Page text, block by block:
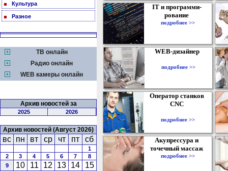
Культура
Разное
ТВ онлайн
Радио онлайн
WEB камеры онлайн
Архив новостей за
2025 2026
Архив новостей (Август 2026)
вс пн вт ср чт пт сб
1
2
3 4 5 6 7
8
9
10 11 12 13 14
15
IT и программи-
рование
подробнее >>
WEB-дизайнер
подробнее >>
Оператор станков
CNC
подробнее >>
Акупрессура и
точечный массаж
подробнее >>